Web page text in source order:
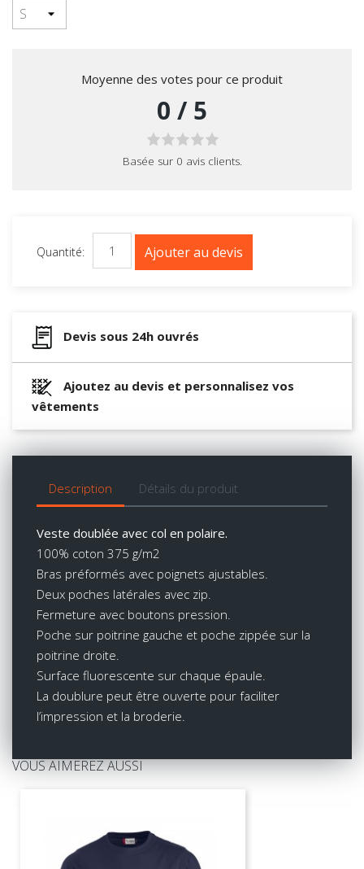
Moyenne des votes pour ce produit
0 / 5
Basée sur 0 avis clients.
Quantité: Ajouter au devis
Devis sous 24h ouvrés
Ajoutez au devis et personnalisez vos
vêtements
Description Détails du produit
Veste doublée avec col en polaire.
100% coton 375 g/m2
Bras préformés avec poignets ajustables.
Deux poches latérales avec zip.
Fermeture avec boutons pression.
Poche sur poitrine gauche et poche zippée sur la
poitrine droite.
Surface fluorescente sur chaque épaule.
La doublure peut être ouverte pour faciliter
l’impression et la broderie.
VOUS AIMEREZ AUSSI